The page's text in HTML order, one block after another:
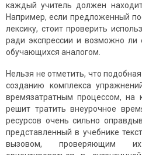
каждый учитель должен
Например, если предложенный
лексику, стоит проверить
ради экспрессии и возможно
обучающихся аналогом.
Нельзя не отметить, что
созданию комплекса
времязатратным процессом, на
решит тратить внеурочное
ресурсов очень сильно
представленный в учебнике
вызовом, проверяющим